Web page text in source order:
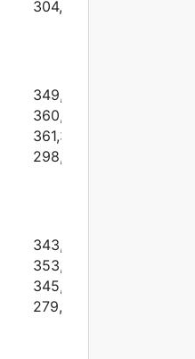
304,61087
349,4951
360,56209
361,39660
298,63387
343,39194
353,58336
345,64288
279,32486